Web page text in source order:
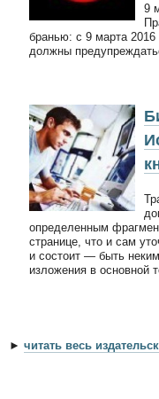
9
бранью: с 9 марта 2016
должны
определенным
странице, что и сам
и состоит — быть
изложения в основной
► читать весь